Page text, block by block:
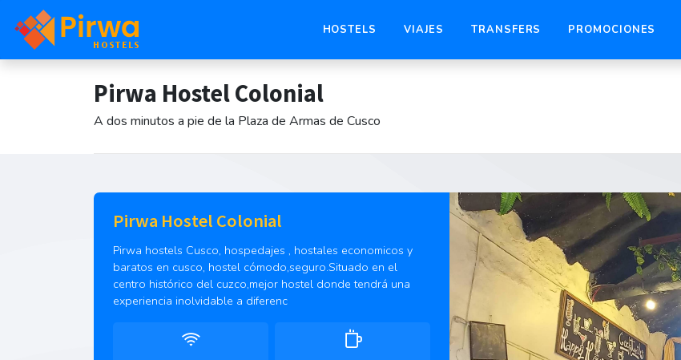
HOSTELS VIAJES TRANSFERS PROMOCIONES
Pirwa Hostel Colonial
A dos minutos a pie de la Plaza de Armas de Cusco
Pirwa Hostel Colonial
Pirwa hostels Cusco, hospedajes , hostales economicos y
baratos en cusco, hostel cómodo,seguro.Situado en el
centro histórico del cuzco,mejor hostel donde tendrá una
experiencia inolvidable a diferenc